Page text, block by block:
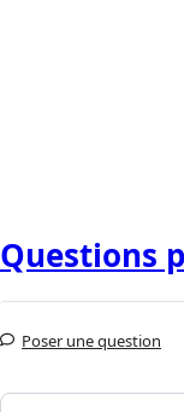
Questions
Poser une question